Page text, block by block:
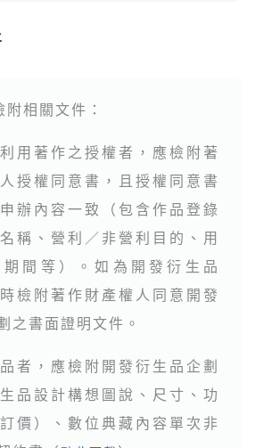
相關文件：
用著作之授權者，應檢附著
授權同意書，且授權同意書
辦內容一致（包含作品登錄
稱、營利／非營利目的、用
間等）。如為開發衍生品
檢附著作財產權人同意開發
之書面證明文件。
者，應檢附開發衍生品企劃
品設計構想圖說、尺寸、功
價）、數位典藏內容單次非